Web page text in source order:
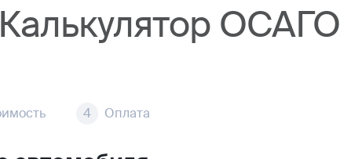
Калькулятор ОСАГО